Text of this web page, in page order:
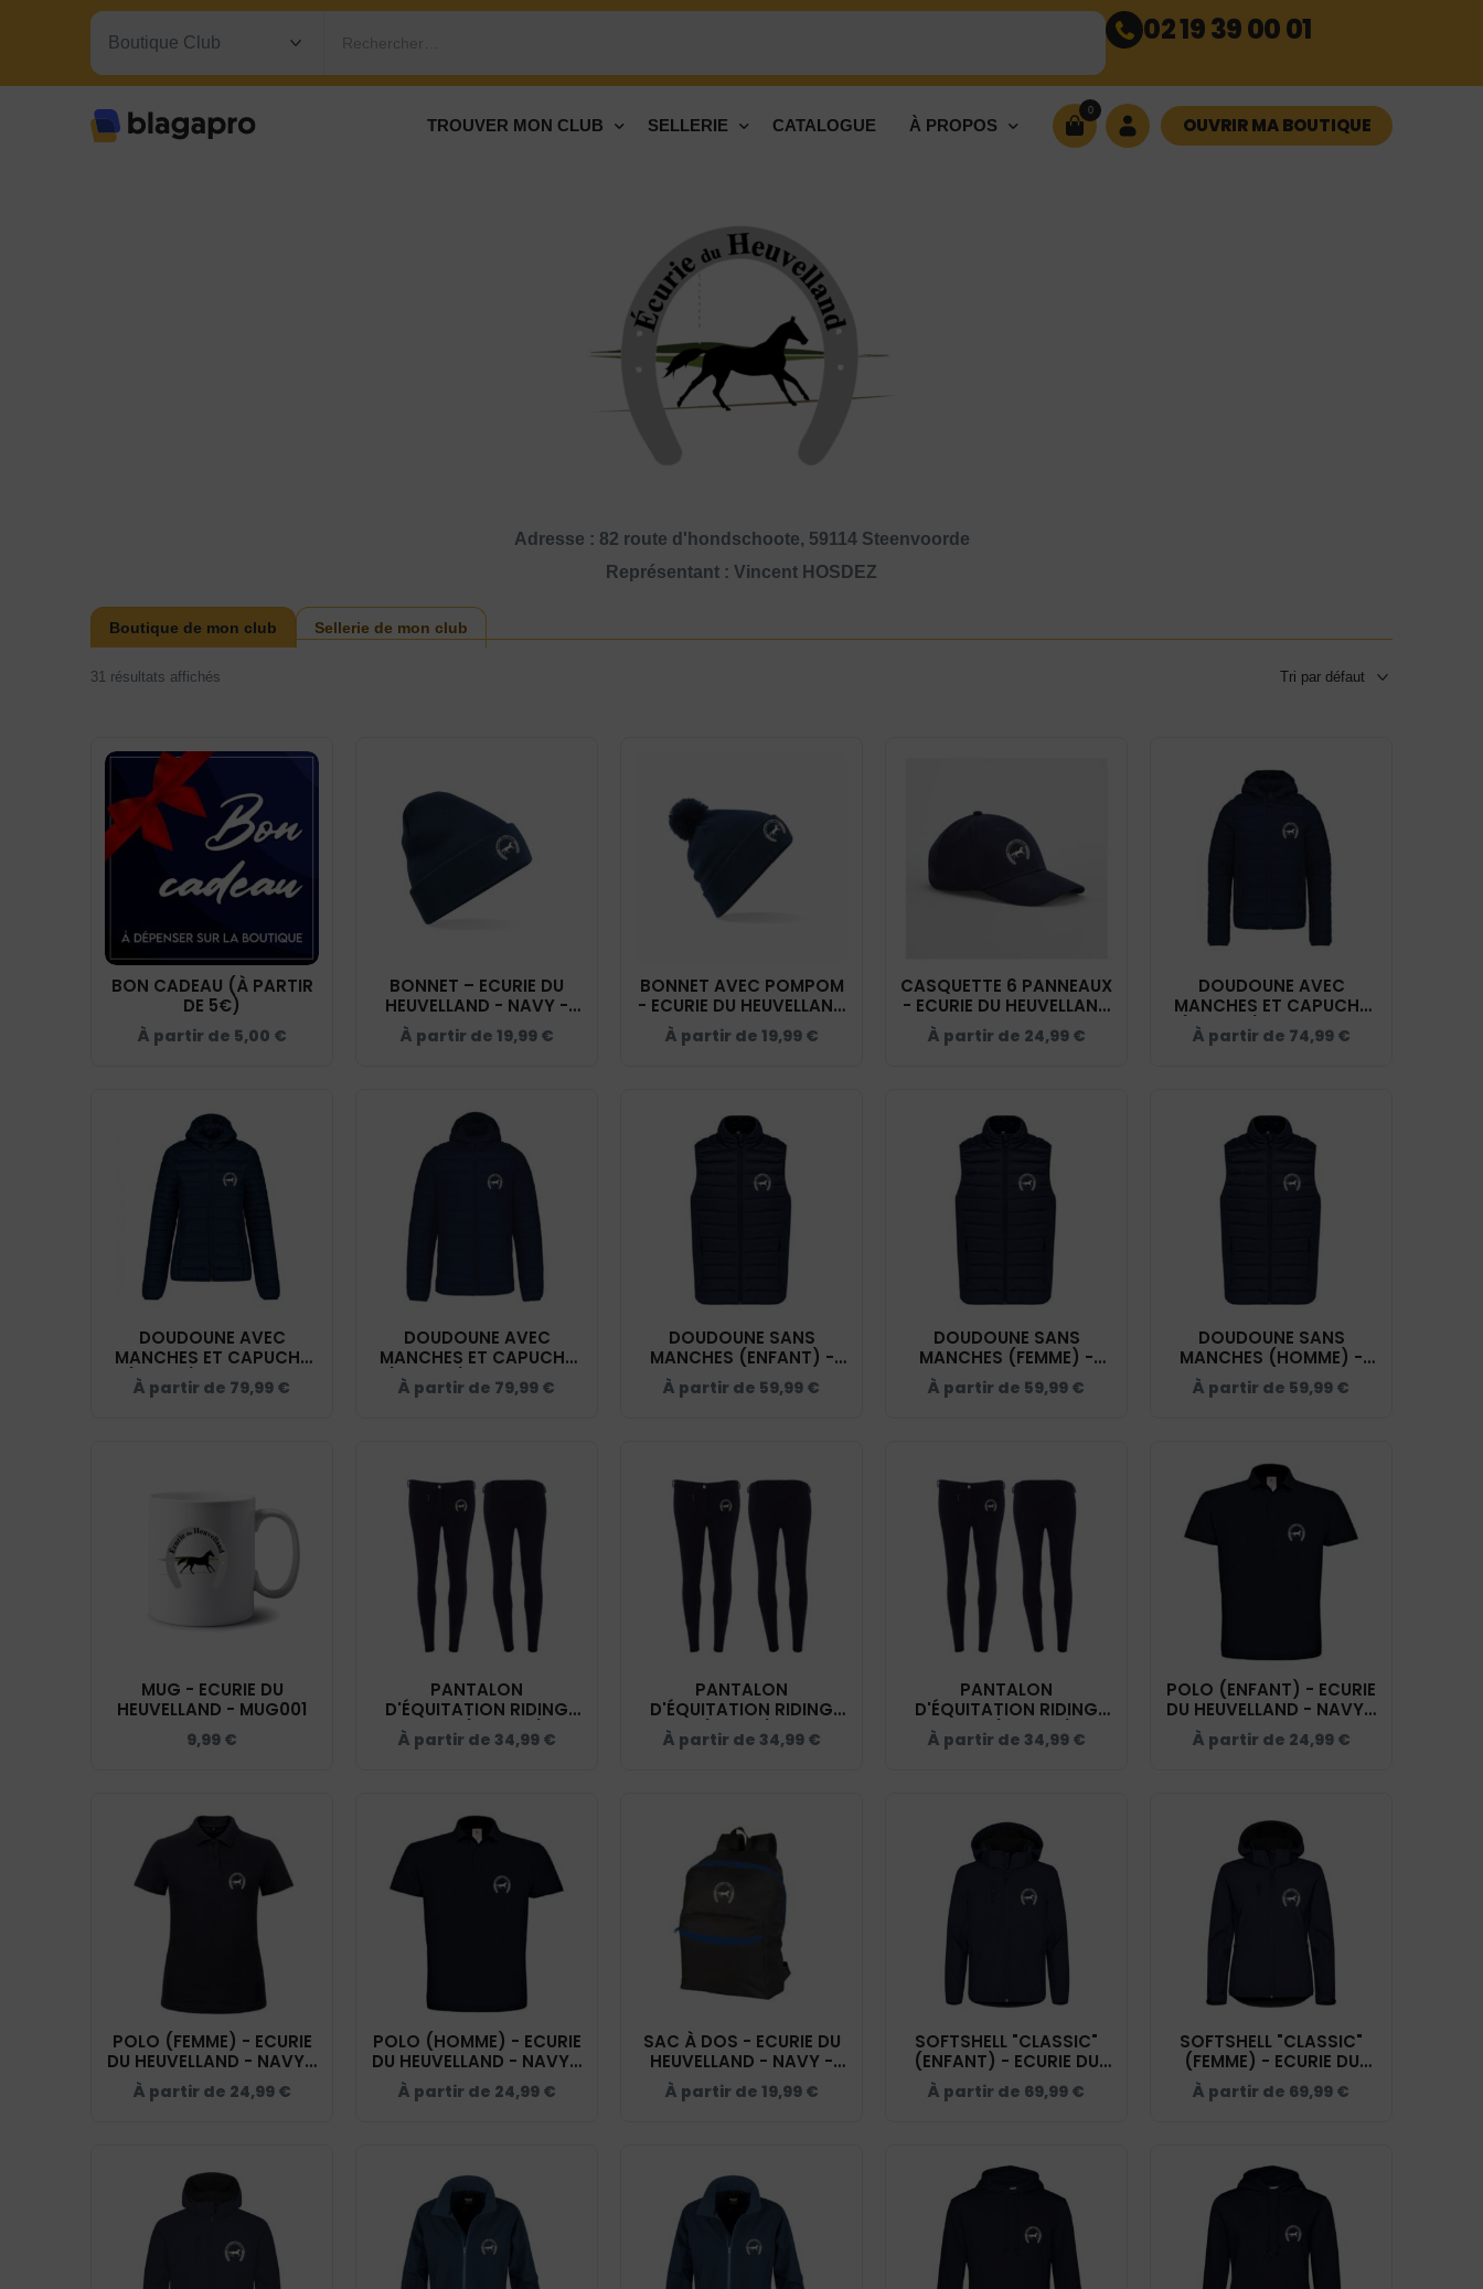
Rechercher… 02 19 39 00 01
TROUVER MON CLUB SELLERIE CATALOGUE À PROPOS
0
OUVRIR MA BOUTIQUE
Adresse : 82 route d'hondschoote, 59114 Steenvoorde
Représentant : Vincent HOSDEZ
Boutique de mon club Sellerie de mon club
31 résultats affichés
BON CADEAU (À PARTIR
DE 5€)
À partir de 5,00 €
BONNET – ECURIE DU
HEUVELLAND - NAVY -
BF045
À partir de 19,99 €
BONNET AVEC POMPOM
- ECURIE DU HEUVELLAND
- NAVY - BF426
À partir de 19,99 €
CASQUETTE 6 PANNEAUX
- ECURIE DU HEUVELLAND
- NAVY - BF018
À partir de 24,99 €
DOUDOUNE AVEC
MANCHES ET CAPUCHE
(ENFANT) - ECURIE DU
HEUVELLAND - NAVY -
À partir de 74,99 €
DOUDOUNE AVEC
MANCHES ET CAPUCHE
(FEMME) - ECURIE DU
HEUVELLAND - NAVY -
À partir de 79,99 €
DOUDOUNE AVEC
MANCHES ET CAPUCHE
(HOMME) - ECURIE DU
HEUVELLAND - NAVY -
À partir de 79,99 €
DOUDOUNE SANS
MANCHES (ENFANT) -
ECURIE DU HEUVELLAND -
NAVY - K6115
À partir de 59,99 €
DOUDOUNE SANS
MANCHES (FEMME) -
ECURIE DU HEUVELLAND -
NAVY - K6114
À partir de 59,99 €
DOUDOUNE SANS
MANCHES (HOMME) -
ECURIE DU HEUVELLAND -
NAVY - K6113
À partir de 59,99 €
MUG - ECURIE DU
HEUVELLAND - MUG001
9,99 €
PANTALON
D'ÉQUITATION RIDING
WORLD (ENFANT) -
ECURIE DU HEUVELLAND -
À partir de 34,99 €
PANTALON
D'ÉQUITATION RIDING
WORLD (FEMME) - ECURIE
DU HEUVELLAND - NAVY -
À partir de 34,99 €
PANTALON
D'ÉQUITATION RIDING
WORLD (HOMME) -
ECURIE DU HEUVELLAND -
À partir de 34,99 €
POLO (ENFANT) - ECURIE
DU HEUVELLAND - NAVY -
BCK424
À partir de 24,99 €
POLO (FEMME) - ECURIE
DU HEUVELLAND - NAVY -
BCI1F
À partir de 24,99 €
POLO (HOMME) - ECURIE
DU HEUVELLAND - NAVY -
BCID1
À partir de 24,99 €
SAC À DOS - ECURIE DU
HEUVELLAND - NAVY -
BM903
À partir de 19,99 €
SOFTSHELL "CLASSIC"
(ENFANT) - ECURIE DU
HEUVELLAND - NAVY -
0200909
À partir de 69,99 €
SOFTSHELL "CLASSIC"
(FEMME) - ECURIE DU
HEUVELLAND - NAVY -
0200917
À partir de 69,99 €